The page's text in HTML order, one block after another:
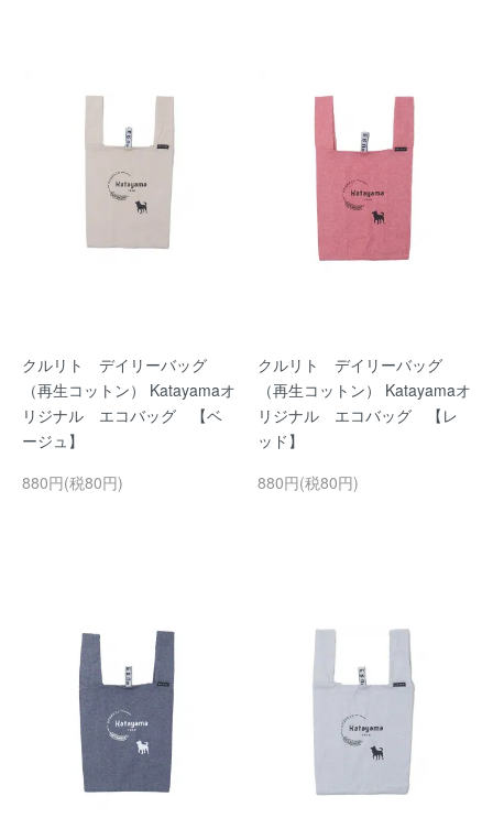
クルリト デイリーバッグ
（再生コットン） Katayamaオ
リジナル エコバッグ 【ベ
ージュ】
880円(税80円)
クルリト デイリーバッグ
（再生コットン） Katayamaオ
リジナル エコバッグ 【レ
ッド】
880円(税80円)